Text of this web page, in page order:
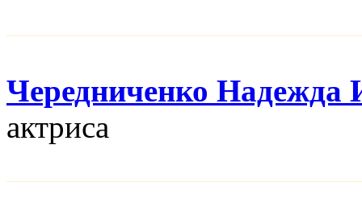
Чередниченко Надежда
актриса